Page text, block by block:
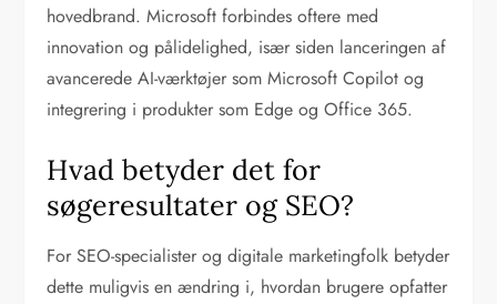
hovedbrand. Microsoft forbindes oftere med
innovation og pålidelighed, især siden lanceringen af
avancerede AI-værktøjer som Microsoft Copilot og
integrering i produkter som Edge og Office 365.
Hvad betyder det for
søgeresultater og SEO?
For SEO-specialister og digitale marketingfolk betyder
dette muligvis en ændring i, hvordan brugere opfatter